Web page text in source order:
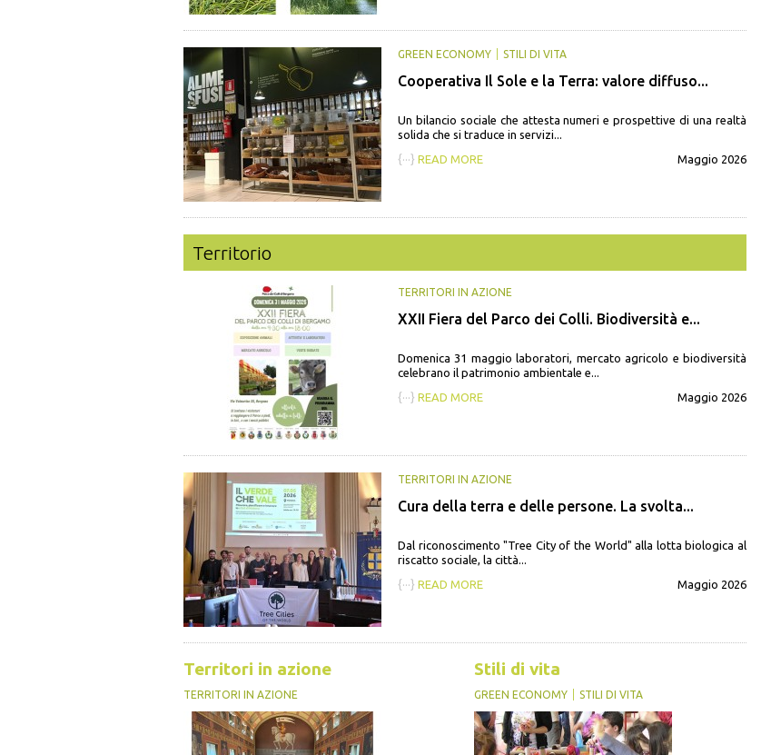
GREEN ECONOMY STILI DI VITA
Cooperativa Il Sole e la Terra: valore diffuso...
Un bilancio sociale che attesta numeri e prospettive di una realtà
solida che si traduce in servizi...
{···} READ MORE Maggio 2026
Territorio
TERRITORI IN AZIONE
XXII Fiera del Parco dei Colli. Biodiversità e...
Domenica 31 maggio laboratori, mercato agricolo e biodiversità
celebrano il patrimonio ambientale e...
{···} READ MORE Maggio 2026
TERRITORI IN AZIONE
Cura della terra e delle persone. La svolta...
Dal riconoscimento "Tree City of the World" alla lotta biologica al
riscatto sociale, la città...
{···} READ MORE Maggio 2026
Territori in azione
TERRITORI IN AZIONE
Stili di vita
GREEN ECONOMY STILI DI VITA